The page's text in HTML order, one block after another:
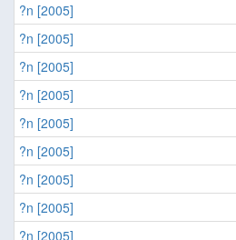
?n [2005]
?n [2005]
?n [2005]
?n [2005]
?n [2005]
?n [2005]
?n [2005]
?n [2005]
?n [2005]